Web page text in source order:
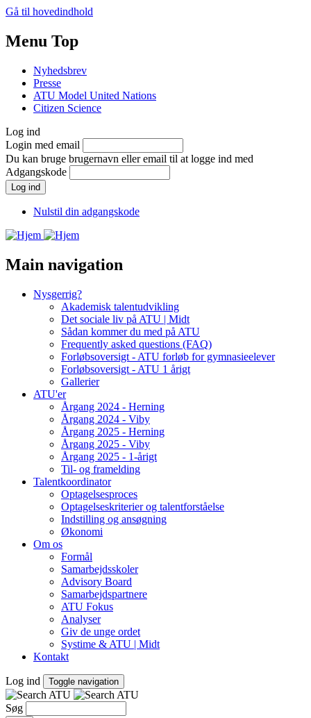
Gå til hovedindhold
Menu Top
Nyhedsbrev
Presse
ATU Model United Nations
Citizen Science
Log ind
Login med email
Du kan bruge brugernavn eller email til at logge ind med
Adgangskode
Nulstil din adgangskode
Main navigation
Nysgerrig?
Akademisk talentudvikling
Det sociale liv på ATU | Midt
Sådan kommer du med på ATU
Frequently asked questions (FAQ)
Forløbsoversigt - ATU forløb for gymnasieelever
Forløbsoversigt - ATU 1 årigt
Gallerier
ATU'er
Årgang 2024 - Herning
Årgang 2024 - Viby
Årgang 2025 - Herning
Årgang 2025 - Viby
Årgang 2025 - 1-årigt
Til- og framelding
Talentkoordinator
Optagelsesproces
Optagelseskriterier og talentforståelse
Indstilling og ansøgning
Økonomi
Om os
Formål
Samarbejdsskoler
Advisory Board
Samarbejdspartnere
ATU Fokus
Analyser
Giv de unge ordet
Systime & ATU | Midt
Kontakt
Log ind Toggle navigation
Søg